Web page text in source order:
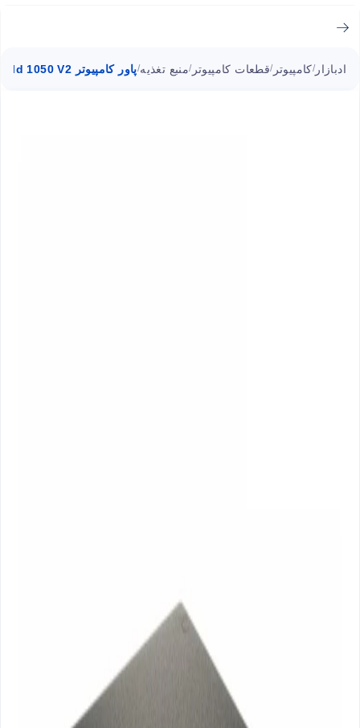
ادبازار /کامپیوتر /قطعات کامپیوتر /منبع تغذیه/پاور کامپیوتر MWE Gold 1050 V2 کولر مستر 1050 وات